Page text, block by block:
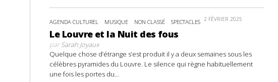
AGENDA CULTUREL MUSIQUE NON CLASSÉ SPECTACLES 2 FÉVRIER 2025
Le Louvre et la Nuit des fous
parSarah Joyaux
Quelque chose d’étrange s’est produit il y a deux semaines sous les
célèbres pyramides du Louvre. Le silence qui règne habituellement
une fois les portes du...